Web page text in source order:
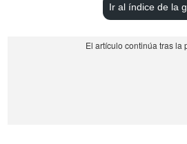
Ir al índice de la